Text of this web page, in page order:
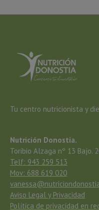
Tu centro nutricionista y
Nutrición Donostia.
Toribio Alzaga nº 13 Bajo.
Telf: 943 259 513
Mov: 688 619 020
Aviso Legal y Privacidad
Política de privacidad en